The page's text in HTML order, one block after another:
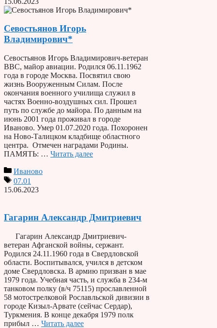
Севостьянов Игорь
Владимирович*
Севостьянов Игорь Владимирович-ветеран
ВВС, майор авиации. Родился 06.11.1962
года в городе Москва. Посвятил свою
жизнь Вооруженным Силам. После
окончания военного училища служил в
частях Военно-воздушных сил. Прошел
путь по службе до майора. По данным на
июнь 2001 года проживал в городе
Иваново. Умер 01.07.2020 года. Похоронен
на Ново-Талицком кладбище областного
центра. Отмечен наградами Родины.
ПАМЯТЬ: … Читать далее
Иваново
07.01
15.06.2023
Гагарин Александр Дмитриевич
Гагарин Александр Дмитриевич-
ветеран Афганской войны, сержант.
Родился 24.11.1960 года в Свердловской
области. Воспитывался, учился в детском
доме Свердловска. В армию призван в мае
1979 года. Учебная часть, и служба в 234-м
танковом полку (в/ч 75115) прославленной
58 мотострелковой Рославльской дивизии в
городе Кизыл-Арвате (сейчас Сердар),
Туркмения. В конце декабря 1979 полк
прибыл … Читать далее